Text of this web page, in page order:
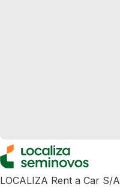
LOCALIZA Rent a Car S/A